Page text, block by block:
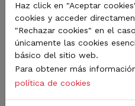
Sigue de cerca todas las
Aragón. Aquí encontrarás
competiciones, pilotos,
mucho más. Filtra por
no te pierdas nada del
Haz click en "Aceptar
cookies y acceder
"Rechazar cookies" en el
únicamente las cookies
básico del sitio web.
Para obtener más
política de cookies